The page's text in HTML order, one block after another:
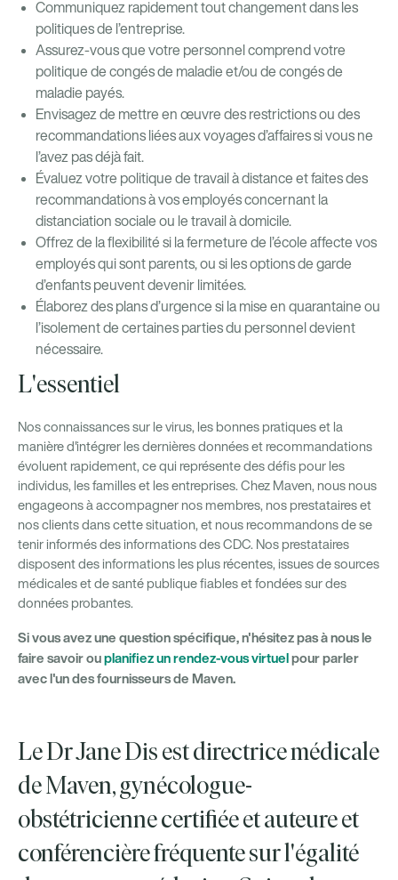
Communiquez rapidement tout changement dans les
politiques de l’entreprise.
Assurez-vous que votre personnel comprend votre
politique de congés de maladie et/ou de congés de
maladie payés.
Envisagez de mettre en œuvre des restrictions ou des
recommandations liées aux voyages d’affaires si vous ne
l’avez pas déjà fait.
Évaluez votre politique de travail à distance et faites des
recommandations à vos employés concernant la
distanciation sociale ou le travail à domicile.
Offrez de la flexibilité si la fermeture de l’école affecte vos
employés qui sont parents, ou si les options de garde
d’enfants peuvent devenir limitées.
Élaborez des plans d’urgence si la mise en quarantaine ou
l’isolement de certaines parties du personnel devient
nécessaire.
L'essentiel
Nos connaissances sur le virus, les bonnes pratiques et la
manière d'intégrer les dernières données et recommandations
évoluent rapidement, ce qui représente des défis pour les
individus, les familles et les entreprises. Chez Maven, nous nous
engageons à accompagner nos membres, nos prestataires et
nos clients dans cette situation, et nous recommandons de se
tenir informés des informations des CDC. Nos prestataires
disposent des informations les plus récentes, issues de sources
médicales et de santé publique fiables et fondées sur des
données probantes.
Si vous avez une question spécifique, n'hésitez pas à nous le
faire savoir ouplanifiez un rendez-vous virtuelpour parler
avec l'un des fournisseurs de Maven.
Le Dr Jane Dis est directrice médicale
de Maven, gynécologue-
obstétricienne certifiée et auteure et
conférencière fréquente sur l'égalité